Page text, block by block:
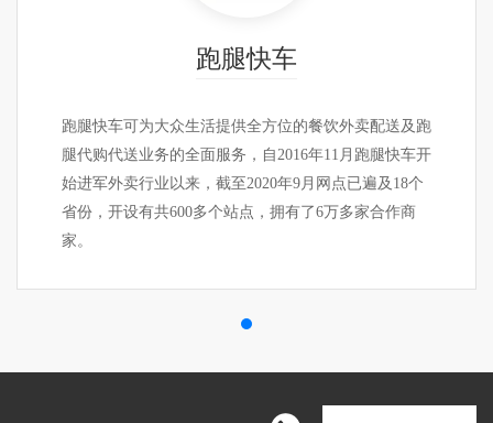
供全方位的餐饮外卖配送及跑
，自2016年11月跑腿快车开
2020年9月网点已遍及18个
点，拥有了6万多家合作商
跑腿快车可为大众生活提
腿代购代送业务的全面服
始进军外卖行业以来，截
省份，开设有共600多个